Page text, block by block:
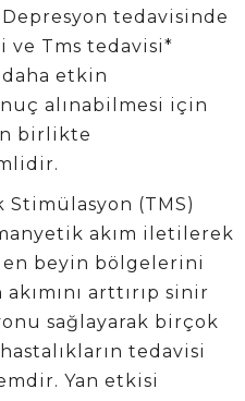
tedavisinde
ve Tms tedavisi*
etkin
alınabilmesi için
birlikte
(TMS)
akım iletilerek
beyin bölgelerini
arttırıp sinir
sağlayarak birçok
tedavisi
Yan etkisi